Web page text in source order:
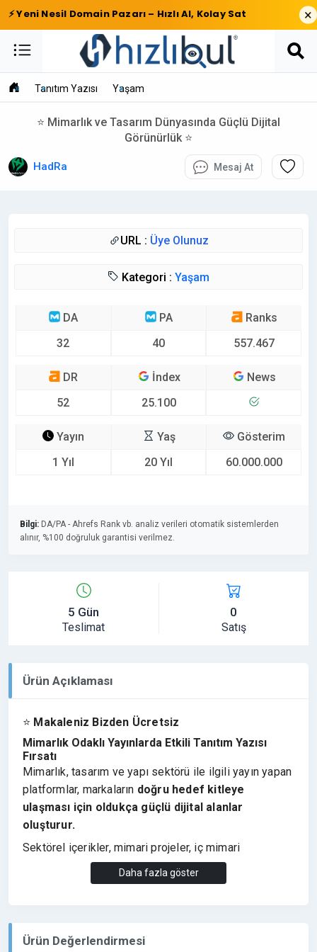
⚡ Yeni Nesil Domain Pazarı – Hızlı Al, Kolay Sat ×
Tanıtım Yazısı Yaşam
⭐ Mimarlık ve Tasarım Dünyasında Güçlü Dijital
Görünürlük ⭐
HadRa Mesaj At
URL : Üye Olunuz
Kategori : Yaşam
DA
32
PA
40
Ranks
557.467
DR
52
İndex
25.100
News
Yayın
1 Yıl
Yaş
20 Yıl
Gösterim
60.000.000
Bilgi: DA/PA - Ahrefs Rank vb. analiz verileri otomatik sistemlerden
alınır, %100 doğruluk garantisi verilmez.
5 Gün
Teslimat
0
Satış
Ürün Açıklaması
⭐ Makaleniz Bizden Ücretsiz
Mimarlık Odaklı Yayınlarda Etkili Tanıtım Yazısı
Fırsatı
Mimarlık, tasarım ve yapı sektörü ile ilgili yayın yapan
platformlar, markaların doğru hedef kitleye
ulaşması için oldukça güçlü dijital alanlar
oluşturur.
Sektörel içerikler, mimari projeler, iç mimari
tasarımlar, yapı teknolojileri ve tasarım trendleri
üzerine yayın yapanmimarizm.com, mimarlık
Bu nedenlemimarizm.com üzerinde yayınlanan
Daha fazla göster
Ürün Değerlendirmesi